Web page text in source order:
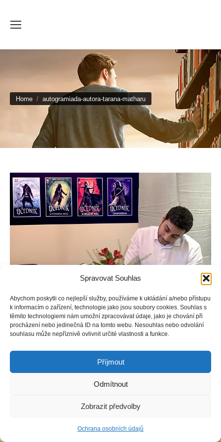
Spravovat Souhlas
Abychom poskytli co nejlepší služby, používáme k ukládání a/nebo přístupu
k informacím o zařízení, technologie jako jsou soubory cookies. Souhlas s
těmito technologiemi nám umožní zpracovávat údaje, jako je chování při
procházení nebo jedinečná ID na tomto webu. Nesouhlas nebo odvolání
souhlasu může nepříznivě ovlivnit určité vlastnosti a funkce.
Příjmout
Odmítnout
Zobrazit předvolby
Ochrana osobních údajů
You are here:
Home autogramiada-autora-tarana-matharu
Copyright © Weiron Dynamics, s.r.o. |